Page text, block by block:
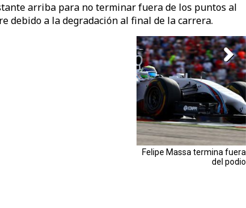
arriba para no terminar fuera de los puntos al
debido a la degradación al final de la carrera.
Felipe Massa termina fuera
del podio